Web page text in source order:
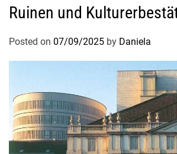
f
ü
h
t
e
n
u
n
Ruinen und
Posted on 07/09/2025 by Daniela